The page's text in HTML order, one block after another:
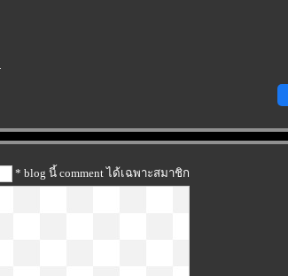
* blog นี้ comment ได้เฉพาะสมาชิก